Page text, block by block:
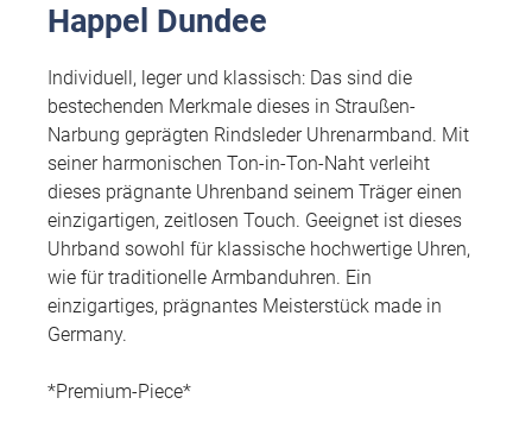
Happel Dundee
Individuell, leger und klassisch: Das sind die
bestechenden Merkmale dieses in Straußen-
Narbung geprägten Rindsleder Uhrenarmband. Mit
seiner harmonischen Ton-in-Ton-Naht verleiht
dieses prägnante Uhrenband seinem Träger einen
einzigartigen, zeitlosen Touch. Geeignet ist dieses
Uhrband sowohl für klassische hochwertige Uhren,
wie für traditionelle Armbanduhren. Ein
einzigartiges, prägnantes Meisterstück made in
Germany.
*Premium-Piece*